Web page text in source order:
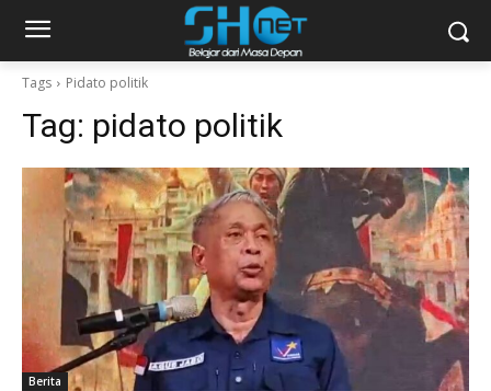
Tags Pidato politik
Tag: pidato politik
Berita